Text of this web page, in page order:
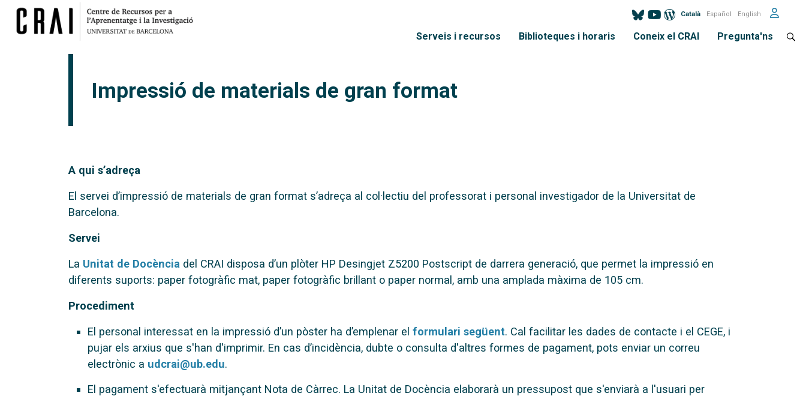
Català Español English
Menú principal
Serveis i recursos Biblioteques i horaris Coneix el CRAI Pregunta'ns
Impressió de materials de gran format
A qui s’adreça
El servei d’impressió de materials de gran format s’adreça al col·lectiu del professorat i personal investigador de la Universitat de
Barcelona.
Servei
La Unitat de Docència del CRAI disposa d’un plòter HP Desingjet Z5200 Postscript de darrera generació, que permet la impressió en
diferents suports: paper fotogràfic mat, paper fotogràfic brillant o paper normal, amb una amplada màxima de 105 cm.
Procediment
El personal interessat en la impressió d’un pòster ha d’emplenar el formulari següent. Cal facilitar les dades de contacte i el CEGE, i
pujar els arxius que s'han d'imprimir. En cas d’incidència, dubte o consulta d'altres formes de pagament, pots enviar un correu
electrònic a udcrai@ub.edu.
El pagament s'efectuarà mitjançant Nota de Càrrec. La Unitat de Docència elaborarà un pressupost que s'enviarà a l'usuari per